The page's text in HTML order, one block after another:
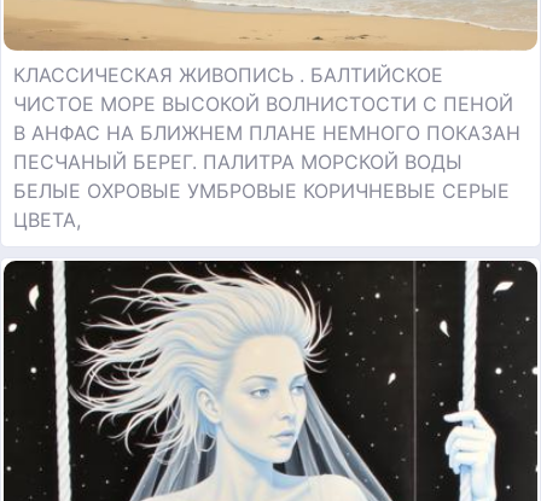
КЛАССИЧЕСКАЯ ЖИВОПИСЬ . БАЛТИЙСКОЕ
ЧИСТОЕ МОРЕ ВЫСОКОЙ ВОЛНИСТОСТИ С ПЕНОЙ
В АНФАС НА БЛИЖНЕМ ПЛАНЕ НЕМНОГО ПОКАЗАН
ПЕСЧАНЫЙ БЕРЕГ. ПАЛИТРА МОРСКОЙ ВОДЫ
БЕЛЫЕ ОХРОВЫЕ УМБРОВЫЕ КОРИЧНЕВЫЕ СЕРЫЕ
ЦВЕТА,